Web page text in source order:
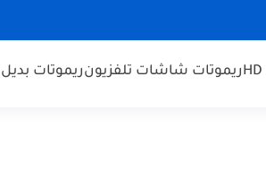
ريموتات شاشات تلفزيونريموتات بديل